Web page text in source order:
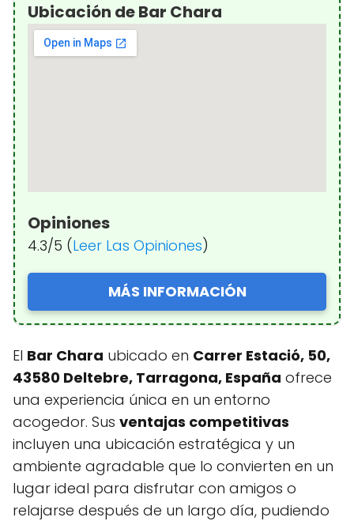
Ubicación de Bar Chara
Opiniones
4.3/5 (Leer Las Opiniones)
MÁS INFORMACIÓN
El Bar Chara ubicado en Carrer Estació, 50,
43580 Deltebre, Tarragona, España ofrece
una experiencia única en un entorno
acogedor. Sus ventajas competitivas
incluyen una ubicación estratégica y un
ambiente agradable que lo convierten en un
lugar ideal para disfrutar con amigos o
relajarse después de un largo día, pudiendo